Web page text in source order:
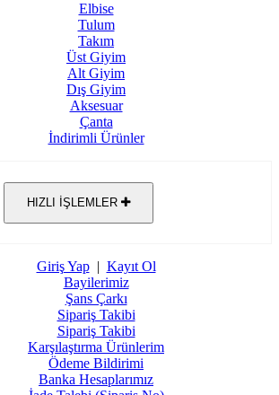
Elbise
Tulum
Takım
Üst Giyim
Alt Giyim
Dış Giyim
Aksesuar
Çanta
İndirimli Ürünler
HIZLI İŞLEMLER
Giriş Yap| Kayıt Ol
Bayilerimiz
Şans Çarkı
Sipariş Takibi
Sipariş Takibi
Karşılaştırma Ürünlerim
Ödeme Bildirimi
Banka Hesaplarımız